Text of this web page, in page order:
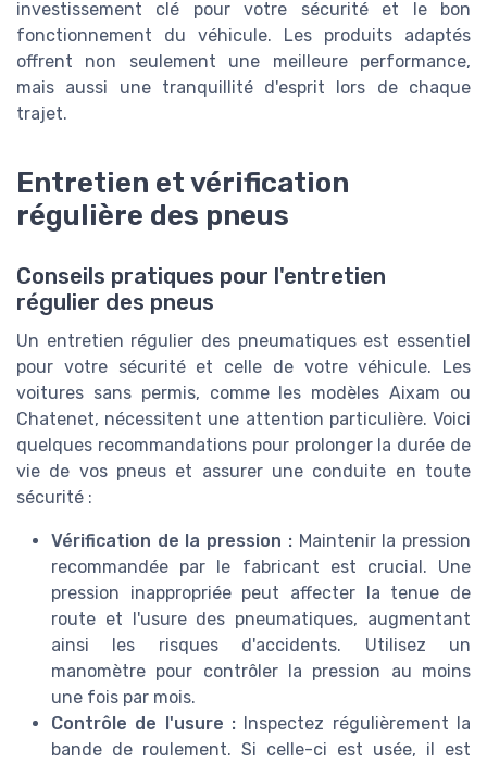
investissement clé pour votre sécurité et le bon
fonctionnement du véhicule. Les produits adaptés
offrent non seulement une meilleure performance,
mais aussi une tranquillité d'esprit lors de chaque
trajet.
Entretien et vérification
régulière des pneus
Conseils pratiques pour l'entretien
régulier des pneus
Un entretien régulier des pneumatiques est essentiel
pour votre sécurité et celle de votre véhicule. Les
voitures sans permis, comme les modèles Aixam ou
Chatenet, nécessitent une attention particulière. Voici
quelques recommandations pour prolonger la durée de
vie de vos pneus et assurer une conduite en toute
sécurité :
Vérification de la pression :Maintenir la pression
recommandée par le fabricant est crucial. Une
pression inappropriée peut affecter la tenue de
route et l'usure des pneumatiques, augmentant
ainsi les risques d'accidents. Utilisez un
manomètre pour contrôler la pression au moins
une fois par mois.
Contrôle de l'usure : Inspectez régulièrement la
bande de roulement. Si celle-ci est usée, il est